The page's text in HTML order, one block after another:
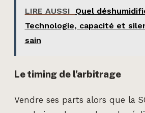
LIRE AUSSI
Quel
Technologie, capacité et
sain
Le timing de l’arbitrage
Vendre ses parts alors que la